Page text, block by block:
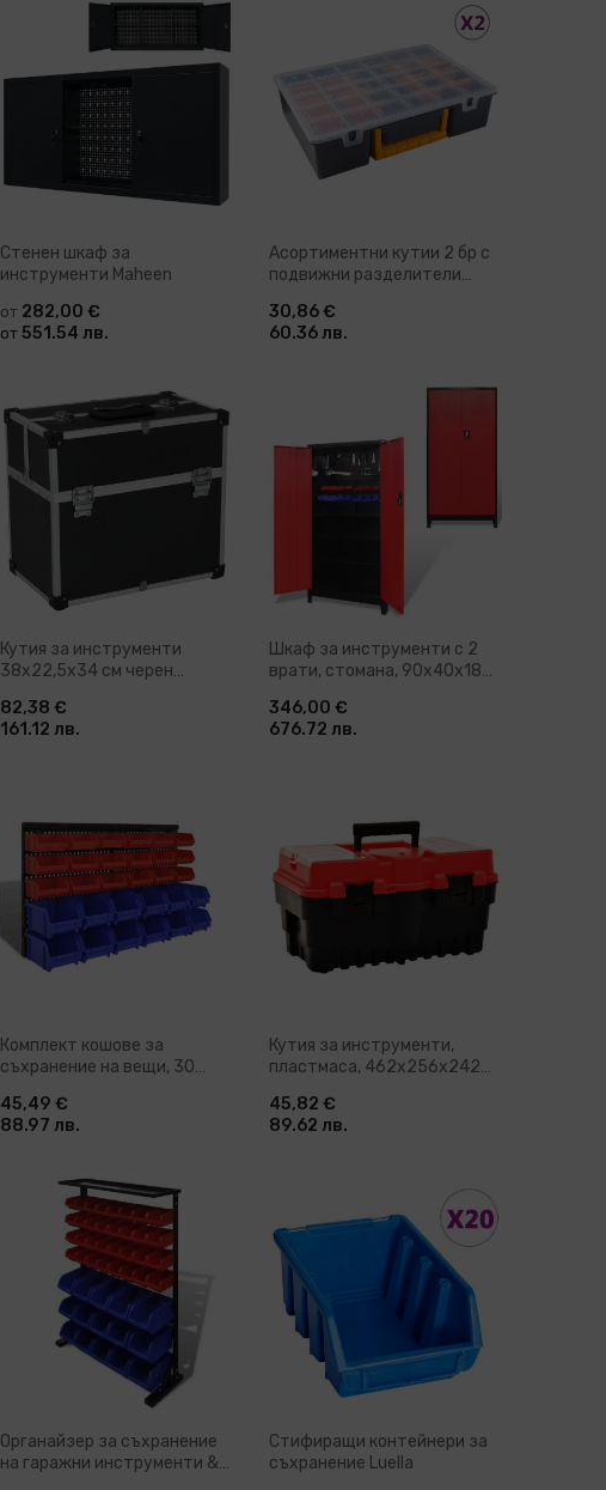
Добави в количка
Добави в количка
Стенен шкаф за
инструменти Maheen
от 282,00 €
от 551.54 лв.
Добави в количка
Асортиментни кутии 2 бр с
подвижни разделители
30,86 €
60.36 лв.
Добави в количка
Кутия за инструменти
38x22,5x34 см черен
82,38 €
161.12 лв.
Добави в количка
Шкаф за инструменти с 2
врати, стомана, 90x40x180
346,00 €
676.72 лв.
Добави в количка
Комплект кошове за
съхранение на вещи, 30
45,49 €
88.97 лв.
Добави в количка
Кутия за инструменти,
пластмаса, 462x256x242
45,82 €
89.62 лв.
Органайзер за съхранение
на гаражни инструменти &
Стифиращи контейнери за
съхранение Luella